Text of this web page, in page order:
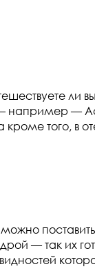
—
того, в
можно
— так их